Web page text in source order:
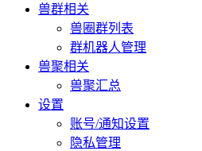
兽群相关
兽圈群列表
群机器人管理
兽聚相关
兽聚汇总
设置
账号/通知设置
隐私管理